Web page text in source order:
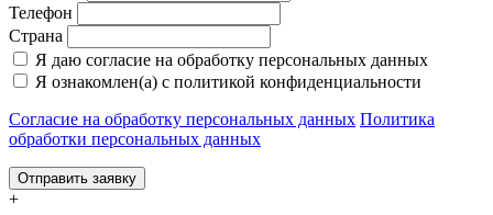
Телефон
Страна
Я даю согласие на обработку персональных данных
Я ознакомлен(а) с политикой конфиденциальности
Согласие на обработку персональных данных Политика
обработки персональных данных
Отправить заявку
+